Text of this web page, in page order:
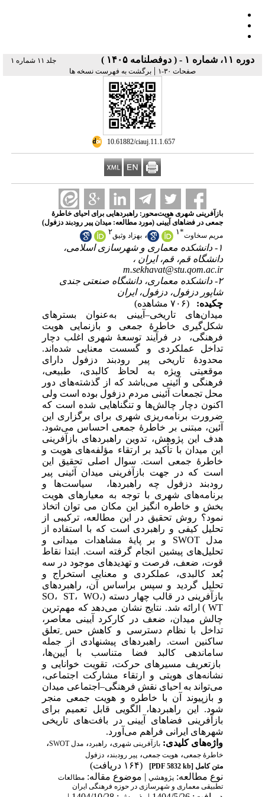
دوره ۱۱، شماره ۱ - ( دوفصلنامه ۱۴۰۵ )
جلد ۱۱ شماره ۱
صفحات ۳۰-۱
| برگشت به فهرست نسخه ها
‎ 10.61882/ciauj.11.1.657
بازآفرینی شهری هویت‌محور: راهبردهایی برای احیای خاطرۀ
جمعی در فضاهای آیینی (مورد مطالعه: میدان پیر رودبند دزفول)
مریم سخاوت*۱ ، بهزاد وثیق۲
۱- دانشکده معماری و شهرسازی اسلامی،
دانشگاه قم، قم، ایران ،
m.sekhavat@stu.qom.ac.ir
۲- دانشکده معماری، دانشگاه صنعتی جندی
شاپور دزفول، دزفول، ایران
چکیده:
(۷۰۶ مشاهده)
میدان‌های تاریخی–آیینی به‌عنوان بسترهای
شکل‌گیری خاطرۀ جمعی و بازنمایی هویت
فرهنگی، در فرآیند توسعۀ شهری اغلب دچار
تداخل عملکردی و گسست معنایی شده‌اند.
محدودۀ تاریخی پیر رودبند دزفول دارای
موقعیتی ویژه به لحاظ کالبدی، طبیعی،
فرهنگی و آئینی می‌باشد که از گذشته‌های دور
محل تجمعات آئینی مردم دزفول بوده است ولی
اکنون دچار چالش‌ها و تنگناهایی شده است که
ضرورت برنامه‌ریزی شهری برای برگزاری این
آئین، مبتنی بر خاطرۀ جمعی احساس می‌شود.
هدف این پژوهش، تدوین راهبردهای بازآفرینی
این میدان با تأکید بر ارتقاء مؤلفه‌های هویت و
خاطرۀ جمعی است. سوال اصلی تحقیق این
است که در جهت بازآفرینی میدان آئینی پیر
رودبند دزفول چه راهبردها، سیاست‌ها و
برنامه‌های شهری با توجه به معیارهای هویت
بخش و خاطره انگیز این مکان می توان اتخاذ
نمود؟ روش تحقیق در این مطالعه، ترکیبی از
تحلیل کیفی و راهبردی است که با استفاده از
مدل SWOT و بر پایۀ مشاهدات میدانی و
تحلیل‌های پیشین انجام گرفته است. ابتدا نقاط
قوت، ضعف، فرصت و تهدیدهای موجود در سه
بُعد کالبدی، عملکردی و معنایی استخراج و
تحلیل گردید و سپس براساس آن، راهبردهای
بازآفرینی در قالب چهار دسته (SO، ST، WO،
WT) ارائه شد. نتایج نشان می‌دهد که مهم‌ترین
چالش میدان، ضعف در کارکرد آیینی معاصر،
تداخل با نظام دسترسی و کاهش حس ِتعلق
ساکنین است. راهبردهای پیشنهادی از جمله
ساماندهی کالبد فضا متناسب با آیین‌ها،
بازتعریف مسیرهای حرکت، تقویت خوانایی و
نشانه‌های هویتی و ارتقاء مشارکت اجتماعی،
می‌تواند به احیای نقش فرهنگی–اجتماعی میدان
و بازپیوند آن با خاطره و هویت جمعی منجر
شود. این راهبردها، الگویی قابل تعمیم برای
بازآفرینی فضاهای آیینی در بافت‌های تاریخی
شهرهای ایرانی فراهم می‌آورد.
واژه‌های کلیدی: بازآفرینی شهری، راهبرد ، مدل SWOT ،
خاطرۀ جمعی، هویت جمعی، پیر رودبند ، دزفول
متن کامل [PDF 5832 kb]
(۱۶۴ دریافت)
نوع مطالعه: پژوهشي| موضوع مقاله: مطالعات
تطبیقی معماری و شهرسازی در حوزه فرهنگی ایران